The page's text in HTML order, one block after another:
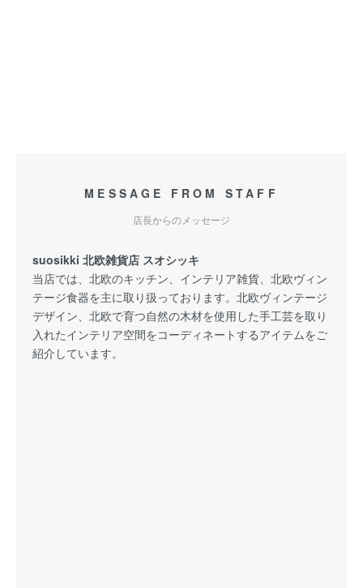
MESSAGE FROM STAFF
店長からのメッセージ
suosikki 北欧雑貨店 スオシッキ
当店では、北欧のキッチン、インテリア雑貨、北欧ヴィン
テージ食器を主に取り扱っております。北欧ヴィンテージ
デザイン、北欧で育つ自然の木材を使用した手工芸を取り
入れたインテリア空間をコーディネートするアイテムをご
紹介しています。